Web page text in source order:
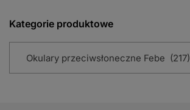
Kategorie produktowe
Okulary przeciwsłoneczne Febe (217)